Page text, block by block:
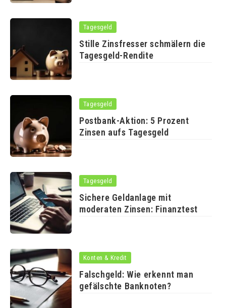
Tagesgeld
Stille Zinsfresser schmälern die
Tagesgeld-Rendite
Tagesgeld
Postbank-Aktion: 5 Prozent
Zinsen aufs Tagesgeld
Tagesgeld
Sichere Geldanlage mit
moderaten Zinsen: Finanztest
Konten & Kredit
Falschgeld: Wie erkennt man
gefälschte Banknoten?